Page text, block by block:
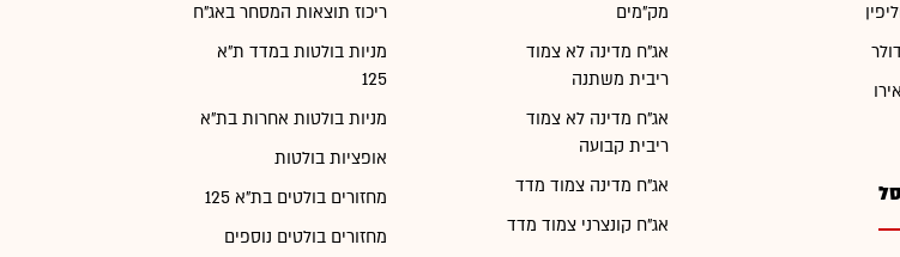
מק"מים
אג"ח מדינה לא צמוד
ריבית משתנה
אג"ח מדינה לא צמוד
ריבית קבועה
אג"ח מדינה צמוד מדד
אג"ח קונצרני צמוד מדד
ריכוז תוצאות המסחר באג"ח
מניות בולטות במדד ת"א
125
מניות בולטות אחרות בת"א
אופציות בולטות
מחזורים בולטים בת"א 125
מחזורים בולטים נוספים